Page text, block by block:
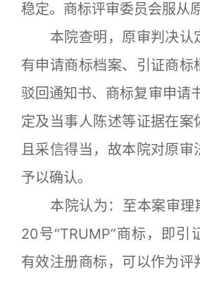
稳定。商标评审委员会服从
本院查明，原审判决认
有申请商标档案、引证商标
驳回通知书、商标复审申请
定及当事人陈述等证据在案
且采信得当，故本院对原审
予以确认。
本院认为：至本案审理
20号“TRUMP”商标，即引
有效注册商标，可以作为评